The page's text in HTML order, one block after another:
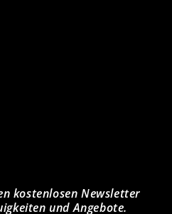
kostenlosen Newsletter
und Angebote.